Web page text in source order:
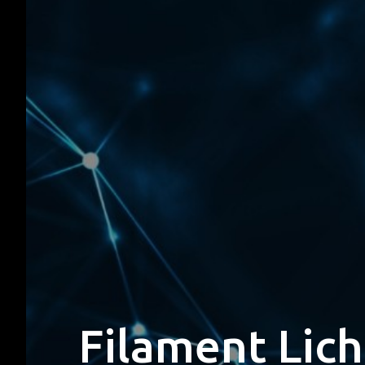
Filament